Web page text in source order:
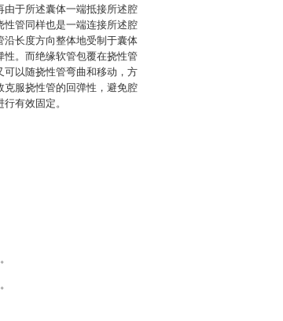
由于所述囊体一端抵接所述腔
管同样也是一端连接所述腔
长度方向整体地受制于囊体
性。而绝缘软管包覆在挠性管
以随挠性管弯曲和移动，方
服挠性管的回弹性，避免腔
有效固定。